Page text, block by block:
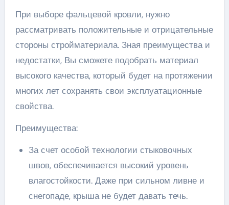
При выборе фальцевой кровли, нужно
рассматривать положительные и отрицательные
стороны стройматериала. Зная преимущества и
недостатки, Вы сможете подобрать материал
высокого качества, который будет на протяжении
многих лет сохранять свои эксплуатационные
свойства.
Преимущества:
За счет особой технологии стыковочных
швов, обеспечивается высокий уровень
влагостойкости. Даже при сильном ливне и
снегопаде, крыша не будет давать течь.